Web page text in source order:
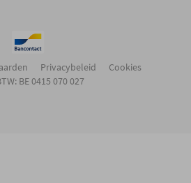
Privacybeleid
Cookies
BE 0415 070 027